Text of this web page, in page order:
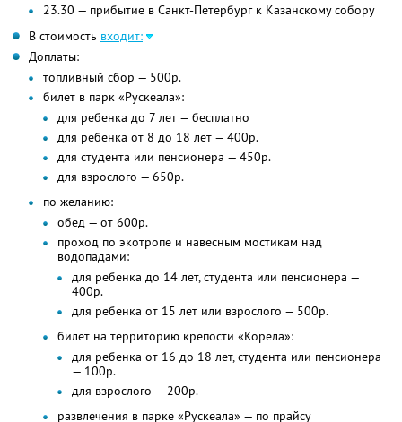
23.30 — прибытие в Санкт-Петербург к Казанскому собору
В стоимость входит:
Доплаты:
топливный сбор — 500р.
билет в парк «Рускеала»:
для ребенка до 7 лет — бесплатно
для ребенка от 8 до 18 лет — 400р.
для студента или пенсионера — 450р.
для взрослого — 650р.
по желанию:
обед — от 600р.
проход по экотропе и навесным мостикам над
водопадами:
для ребенка до 14 лет, студента или пенсионера —
400р.
для ребенка от 15 лет или взрослого — 500р.
билет на территорию крепости «Корела»:
для ребенка от 16 до 18 лет, студента или пенсионера
— 100р.
для взрослого — 200р.
развлечения в парке «Рускеала» — по прайсу